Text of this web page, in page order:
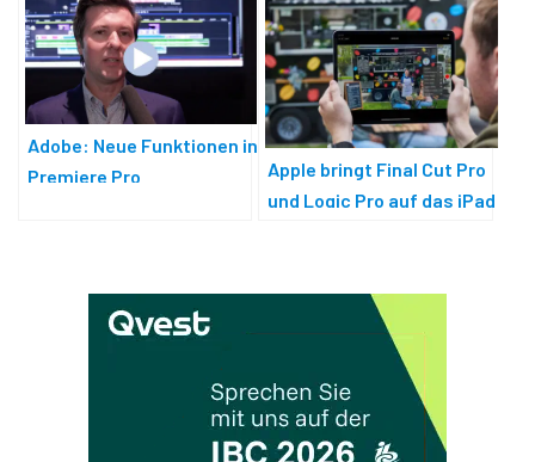
Adobe: Neue Funktionen in
Premiere Pro
Apple bringt Final Cut Pro
und Logic Pro auf das iPad